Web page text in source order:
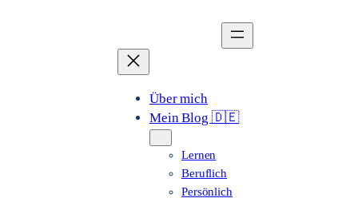
Über mich
Mein Blog 🇩🇪
Lernen
Beruflich
Persönlich